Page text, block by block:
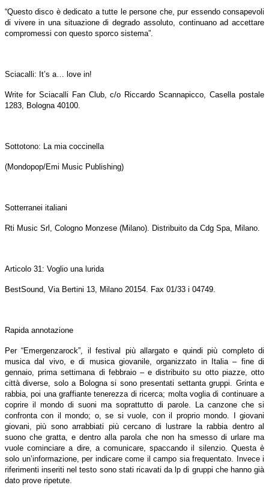
“Questo disco è dedicato a tutte le persone che, pur essendo consapevoli
di vivere in una situazione di degrado assoluto, continuano ad accettare
compromessi con questo sporco sistema”.
Sciacalli: It’s a… love in!
Write for Sciacalli Fan Club, c/o Riccardo Scannapicco, Casella postale
1283, Bologna 40100.
Sottotono: La mia coccinella
(Mondopop/Emi Music Publishing)
Sotterranei italiani
Rti Music Srl, Cologno Monzese (Milano). Distribuito da Cdg Spa, Milano.
Articolo 31: Voglio una lurida
BestSound, Via Bertini 13, Milano 20154. Fax 01/33 i 04749.
Rapida annotazione
Per “Emergenzarock”, il festival più allargato e quindi più completo di
musica dal vivo, e di musica giovanile, organizzato in Italia – fine di
gennaio, prima settimana di febbraio – e distribuito su otto piazze, otto
città diverse, solo a Bologna si sono presentati settanta gruppi. Grinta e
rabbia, poi una graffiante tenerezza di ricerca; molta voglia di continuare a
coprire il mondo di suoni ma soprattutto di parole. La canzone che si
confronta con il mondo; o, se si vuole, con il proprio mondo. I giovani
giovani, più sono arrabbiati più cercano di lustrare la rabbia dentro al
suono che gratta, e dentro alla parola che non ha smesso di urlare ma
vuole cominciare a dire, a comunicare, spaccando il silenzio. Questa è
solo un’informazione, per indicare come il campo sia frequentato. Invece i
riferimenti inseriti nel testo sono stati ricavati da lp di gruppi che hanno già
dato prove ripetute.